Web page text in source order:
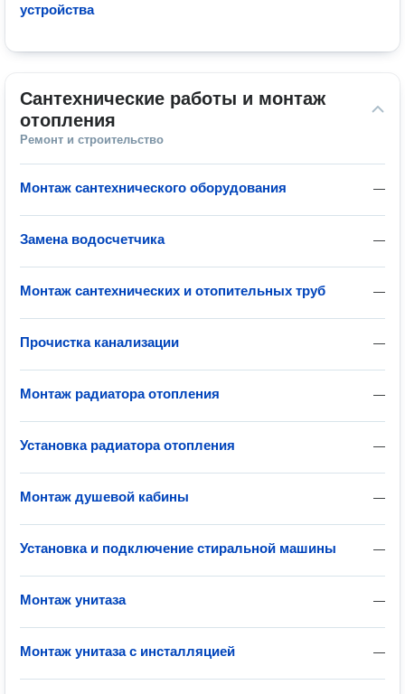
устройства
Сантехнические работы и монтаж
отопления
Ремонт и строительство
—
Монтаж сантехнического оборудования
—
Замена водосчетчика
—
Монтаж сантехнических и отопительных труб
—
Прочистка канализации
—
Монтаж радиатора отопления
—
Установка радиатора отопления
—
Монтаж душевой кабины
—
Установка и подключение стиральной машины
—
Монтаж унитаза
—
Монтаж унитаза с инсталляцией